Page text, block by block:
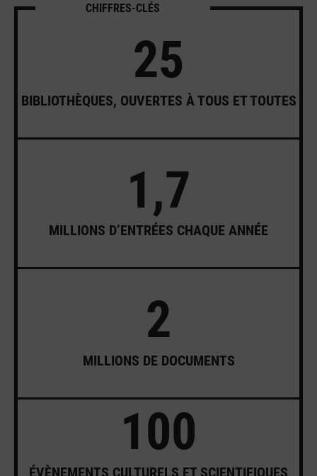
CHIFFRES-CLÉS
25
BIBLIOTHÈQUES, OUVERTES À TOUS ET TOUTES
1,7
MILLIONS D’ENTRÉES CHAQUE ANNÉE
2
MILLIONS DE DOCUMENTS
100
ÉVÈNEMENTS CULTURELS ET SCIENTIFIQUES